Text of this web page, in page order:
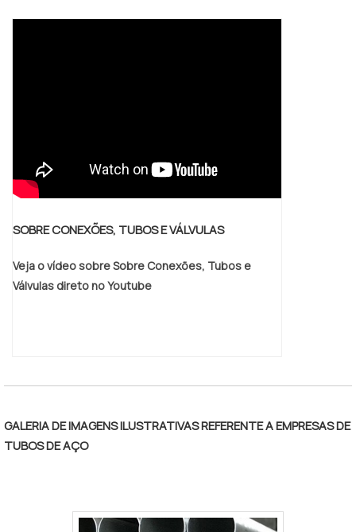
SOBRE CONEXÕES, TUBOS E VÁLVULAS
Veja o vídeo sobre Sobre Conexões, Tubos e
Válvulas direto no Youtube
GALERIA DE IMAGENS ILUSTRATIVAS REFERENTE A EMPRESAS DE
TUBOS DE AÇO